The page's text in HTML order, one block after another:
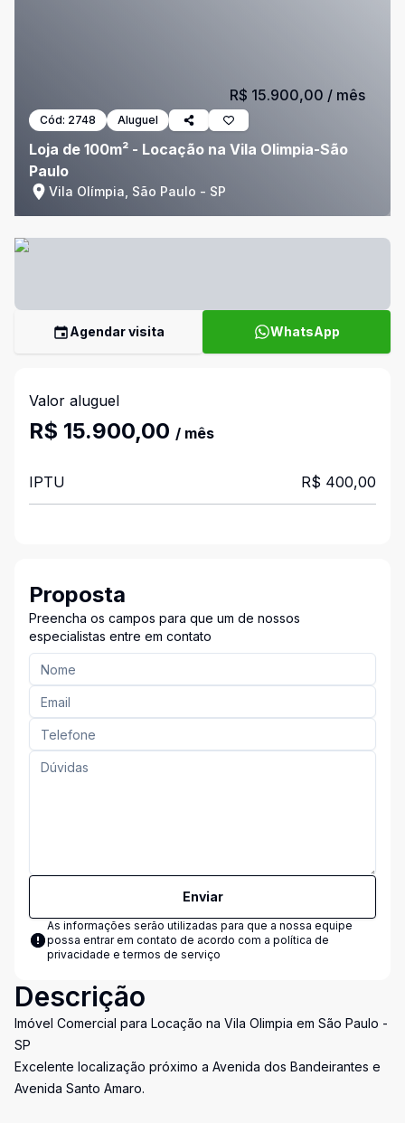
Cód: 2748 Aluguel
Loja de 100m² - Locação na Vila Olimpia-São
Paulo
Vila Olímpia, São Paulo - SP
R$ 15.900,00 / mês
Agendar visita WhatsApp
Valor aluguel
R$ 15.900,00 / mês
IPTU R$ 400,00
Proposta
Preencha os campos para que um de nossos
especialistas entre em contato
Enviar
As informações serão utilizadas para que a nossa equipe
possa entrar em contato de acordo com a política de
privacidade e termos de serviço
Descrição
Imóvel Comercial para Locação na Vila Olimpia em São Paulo -
SP
Excelente localização próximo a Avenida dos Bandeirantes e
Avenida Santo Amaro.